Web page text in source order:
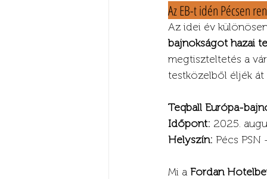
Az EB-t idén Pécsen
Az idei év
bajnokságot hazai
megtiszteltetés a
testközelből éljék át
Teqball Európa-
Időpont: 2025.
Helyszín: Pécs
Mi a Fordan